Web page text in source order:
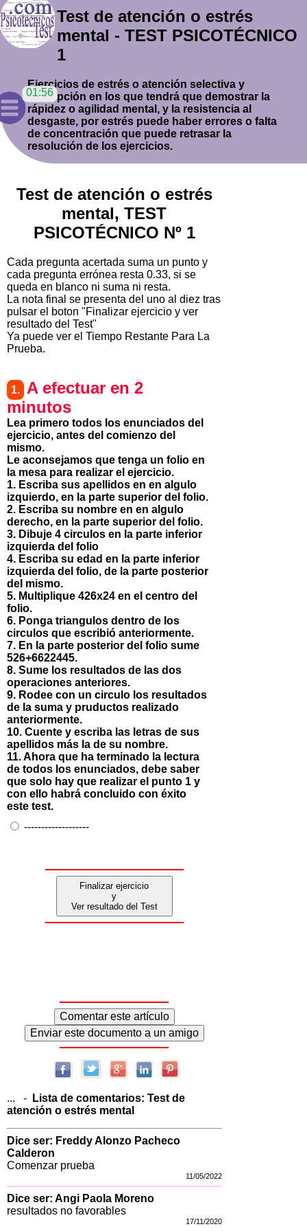
Test de atención o estrés
mental - TEST PSICOTÉCNICO
1
Ejercicios de estrés o atención selectiva y
percepción en los que tendrá que demostrar la
rápidez o agilidad mental, y la resistencia al
desgaste, por estrés puede haber errores o falta
de concentración que puede retrasar la
resolución de los ejercicios.
Test de atención o estrés
mental, TEST
PSICOTÉCNICO Nº 1
Cada pregunta acertada suma un punto y
cada pregunta errónea resta 0.33, si se
queda en blanco ni suma ni resta.
La nota final se presenta del uno al diez tras
pulsar el boton "Finalizar ejercicio y ver
resultado del Test"
Ya puede ver el Tiempo Restante Para La
Prueba.
1.
A efectuar en 2
minutos
Lea primero todos los enunciados del
ejercicio, antes del comienzo del
mismo.
Le aconsejamos que tenga un folio en
la mesa para realizar el ejercicio.
1. Escriba sus apellidos en en algulo
izquierdo, en la parte superior del folio.
2. Escriba su nombre en en algulo
derecho, en la parte superior del folio.
3. Dibuje 4 circulos en la parte inferior
izquierda del folio
4. Escriba su edad en la parte inferior
izquierda del folio, de la parte posterior
del mismo.
5. Multiplique 426x24 en el centro del
folio.
6. Ponga triangulos dentro de los
circulos que escribió anteriormente.
7. En la parte posterior del folio sume
526+6622445.
8. Sume los resultados de las dos
operaciones anteriores.
9. Rodee con un circulo los resultados
de la suma y pruductos realizado
anteriormente.
10. Cuente y escriba las letras de sus
apellidos más la de su nombre.
11. Ahora que ha terminado la lectura
de todos los enunciados, debe saber
que solo hay que realizar el punto 1 y
con ello habrá concluido con éxito
este test.
-------------------
Finalizar ejercicio
y
Ver resultado del Test
... - Lista de comentarios: Test de
atención o estrés mental
Dice ser: Freddy Alonzo Pacheco
Calderon
Comenzar prueba
11/05/2022
Dice ser: Angi Paola Moreno
resultados no favorables
17/11/2020